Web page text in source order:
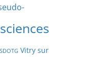
sciences
Vitry sur